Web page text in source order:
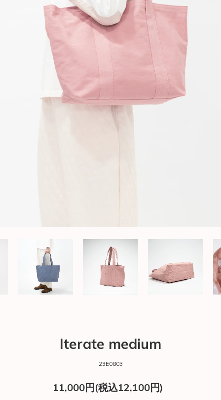
Iterate medium
23E0803
11,000円(税込12,100円)